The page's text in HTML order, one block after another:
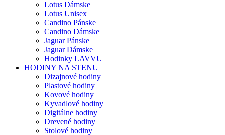
Lotus Dámske
Lotus Unisex
Candino Pánske
Candino Dámske
Jaguar Pánske
Jaguar Dámske
Hodinky LAVVU
HODINY NA STENU
Dizajnové hodiny
Plastové hodiny
Kovové hodiny
Kyvadlové hodiny
Digitálne hodiny
Drevené hodiny
Stolové hodiny